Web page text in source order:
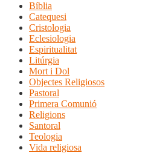
Bíblia
Catequesi
Cristologia
Eclesiologia
Espiritualitat
Litúrgia
Mort i Dol
Objectes Religiosos
Pastoral
Primera Comunió
Religions
Santoral
Teologia
Vida religiosa